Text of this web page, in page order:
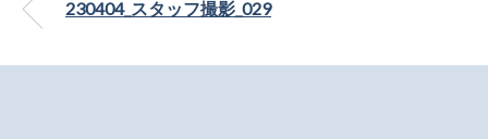
230404_スタッフ撮影_029